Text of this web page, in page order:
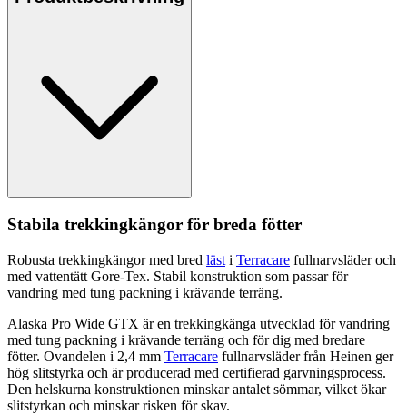
Stabila trekkingkängor för breda fötter
Robusta trekkingkängor med bred läst i Terracare fullnarvsläder och
med vattentätt Gore-Tex. Stabil konstruktion som passar för
vandring med tung packning i krävande terräng.
Alaska Pro Wide GTX är en trekkingkänga utvecklad för vandring
med tung packning i krävande terräng och för dig med bredare
fötter. Ovandelen i 2,4 mm Terracare fullnarvsläder från Heinen ger
hög slitstyrka och är producerad med certifierad garvningsprocess.
Den helskurna konstruktionen minskar antalet sömmar, vilket ökar
slitstyrkan och minskar risken för skav.